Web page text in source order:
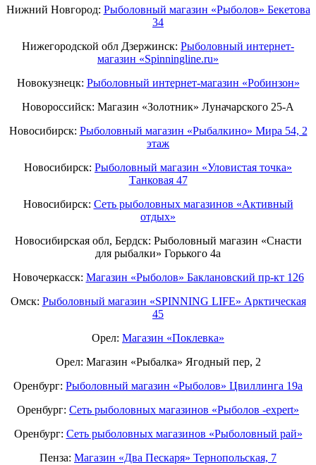
Нижний Новгород: Рыболовный магазин «Рыболов» Бекетова
34
Нижегородской обл Дзержинск: Рыболовный интернет-
магазин «Spinningline.ru»
Новокузнецк: Рыболовный интернет-магазин «Робинзон»
Новороссийск: Магазин «Золотник» Луначарского 25-А
Новосибирск: Рыболовный магазин «Рыбалкино» Мира 54, 2
этаж
Новосибирск: Рыболовный магазин «Уловистая точка»
Танковая 47
Новосибирск: Сеть рыболовных магазинов «Активный
отдых»
Новосибирская обл, Бердск: Рыболовный магазин «Снасти
для рыбалки» Горького 4а
Новочеркасск: Магазин «Рыболов» Баклановский пр-кт 126
Омск: Рыболовный магазин «SPINNING LIFE» Арктическая
45
Орел: Магазин «Поклевка»
Орел: Магазин «Рыбалка» Ягодный пер, 2
Оренбург: Рыболовный магазин «Рыболов» Цвиллинга 19а
Оренбург: Сеть рыболовных магазинов «Рыболов -expert»
Оренбург: Сеть рыболовных магазинов «Рыболовный рай»
Пенза: Магазин «Два Пескаря» Тернопольская, 7